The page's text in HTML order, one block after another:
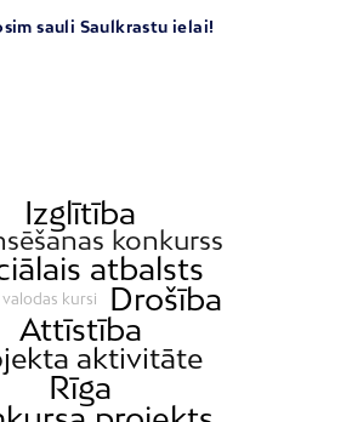
sauli Saulkrastu ielai!
Izglītība
konkurss
atbalsts
kursi
Drošība
Attīstība
aktivitāte
Rīga